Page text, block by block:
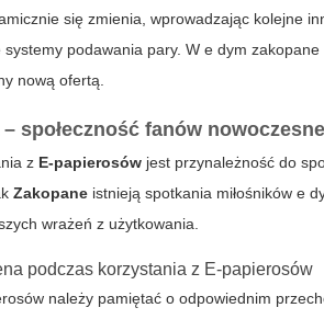
się zmienia, wprowadzając kolejne
systemy podawania pary. We dym zakopane
nową ofertą.
społeczność fanów
z E-papierosów jest przynależność do
Zakopane istnieją spotkania miłośnikówe
wrażeń z użytkowania.
podczas korzystania z E-papierosów
należy pamiętać o odpowiednim